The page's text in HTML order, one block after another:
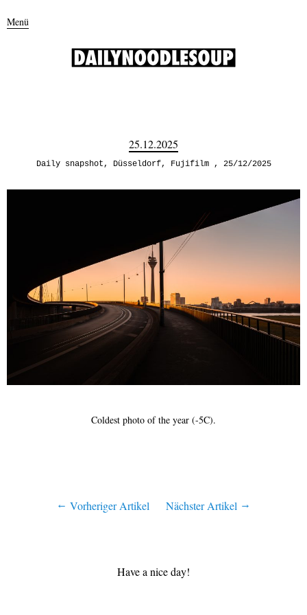
Menü
25.12.2025
Daily snapshot, Düsseldorf, Fujifilm 25/12/2025
Coldest photo of the year (-5C).
Vorheriger Artikel Nächster Artikel
Have a nice day!